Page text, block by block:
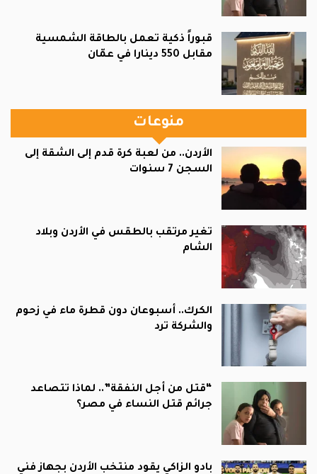
قبوراً ذكية تعمل بالطاقة الشمسية
مقابل 550 دينارا في عمّان
منوعات
الأردن.. من لعبة كرة قدم إلى الشقة إلى
السجن 7 سنوات
تغير مرتقب بالطقس في الأردن وبلاد
الشام
الكرك.. أسبوعان دون قطرة ماء في زحوم
والشركة ترد
“قتل من أجل النفقة”.. لماذا تتصاعد
جرائم قتل النساء في مصر؟
بادو الزاكي يقود منتخب الأردن بجهاز فني